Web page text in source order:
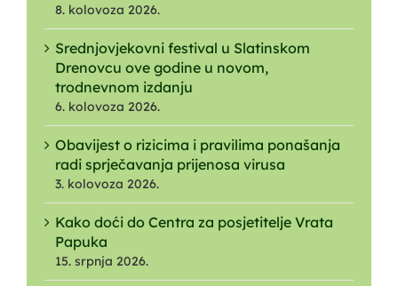
8. kolovoza 2026.
Srednjovjekovni festival u Slatinskom
Drenovcu ove godine u novom,
trodnevnom izdanju
6. kolovoza 2026.
Obavijest o rizicima i pravilima ponašanja
radi sprječavanja prijenosa virusa
3. kolovoza 2026.
Kako doći do Centra za posjetitelje Vrata
Papuka
15. srpnja 2026.